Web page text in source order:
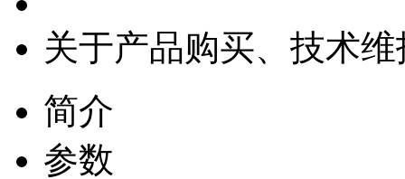
关于产品购买、技术
简介
参数